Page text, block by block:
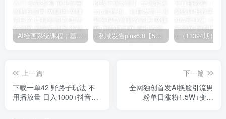
AI绘画系统课程，基础入门-实战案例-商业应用 私域发售plus6.0【5月份线下课录音】/全域套装sop流程包，社群发售工具套装模型
上一篇
下载一单42 野路子玩法 不
用播放量 日入1000+抖音游
下一篇
全网独创首发AI换脸引流男
粉单日涨粉1.5W+变现